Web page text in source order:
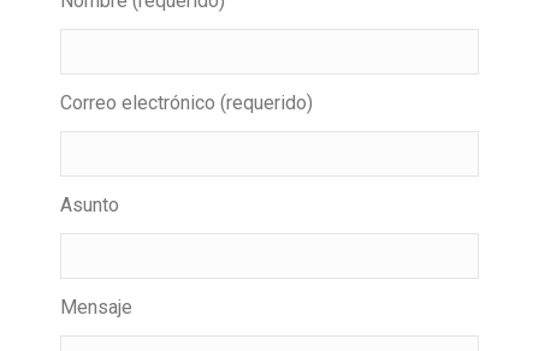
Correo electrónico (requerido)
Asunto
Mensaje